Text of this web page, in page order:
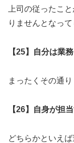
上司の従ったこ
りませんとなっ
【25】自分は業
まったくそ
【26】自身が担
どちらかとい